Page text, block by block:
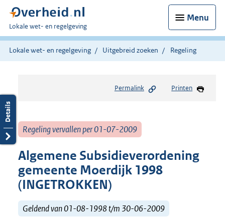
Menu
U
bent
hier:
Lokale wet- en regelgeving
Lokale wet- en regelgeving Uitgebreid zoeken Regeling
Permalink Printen
Regeling vervallen per 01-07-2009
Algemene Subsidieverordening
gemeente Moerdijk 1998
(INGETROKKEN)
Geldend van 01-08-1998 t/m 30-06-2009